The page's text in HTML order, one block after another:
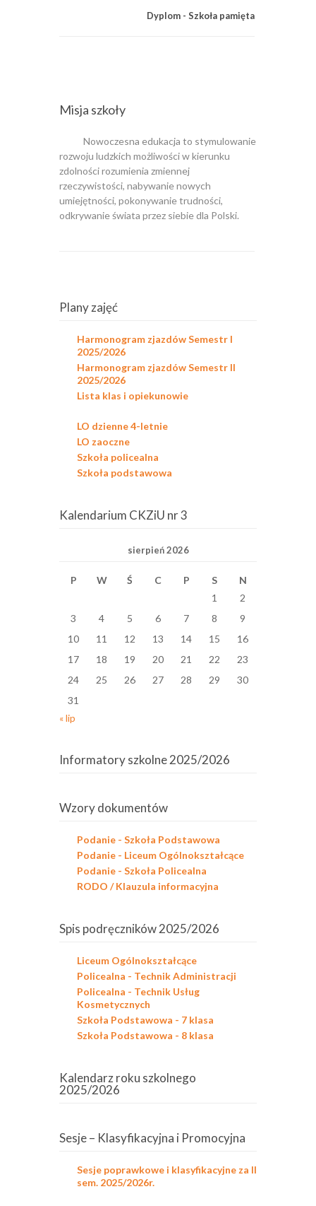
Dyplom - Szkoła pamięta
Misja szkoły
Nowoczesna edukacja to stymulowanie
rozwoju ludzkich możliwości w kierunku
zdolności rozumienia zmiennej
rzeczywistości, nabywanie nowych
umiejętności, pokonywanie trudności,
odkrywanie świata przez siebie dla Polski.
Plany zajęć
Harmonogram zjazdów Semestr I
2025/2026
Harmonogram zjazdów Semestr II
2025/2026
Lista klas i opiekunowie
LO dzienne 4-letnie
LO zaoczne
Szkoła policealna
Szkoła podstawowa
Kalendarium CKZiU nr 3
sierpień 2026
P W Ś C P S
N
1
2
3
4 5 6 7 8
9
10
11 12 13 14 15
16
17
18 19 20 21 22
23
24
25 26 27 28 29
30
31
« lip
Informatory szkolne 2025/2026
Wzory dokumentów
Podanie - Szkoła Podstawowa
Podanie - Liceum Ogólnokształcące
Podanie - Szkoła Policealna
RODO / Klauzula informacyjna
Spis podręczników 2025/2026
Liceum Ogólnokształcące
Policealna - Technik Administracji
Policealna - Technik Usług
Kosmetycznych
Szkoła Podstawowa - 7 klasa
Szkoła Podstawowa - 8 klasa
Kalendarz roku szkolnego
2025/2026
Sesje – Klasyfikacyjna i Promocyjna
Sesje poprawkowe i klasyfikacyjne za II
sem. 2025/2026r.